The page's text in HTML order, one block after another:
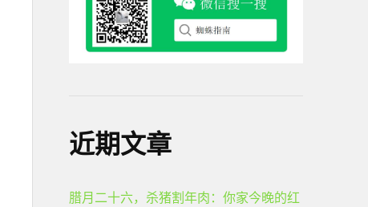
近期文章
腊月二十六，杀猪割年肉：你家今晚的红